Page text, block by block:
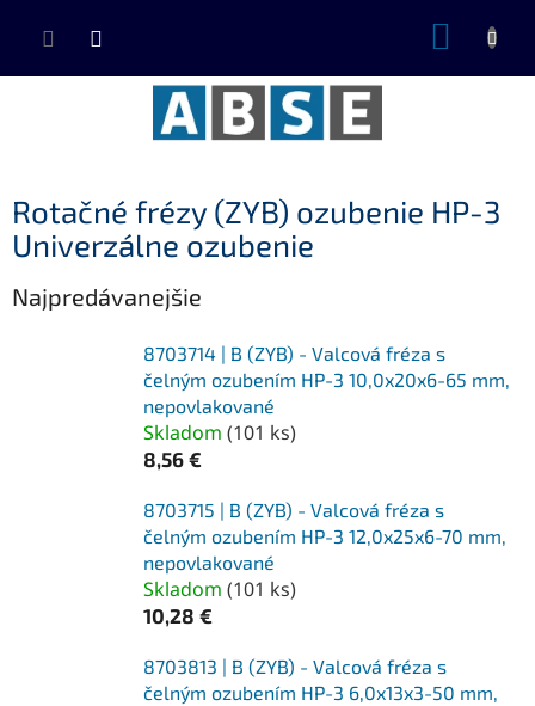
Rotačné frézy (ZYB) ozubenie HP-3
Univerzálne ozubenie
Najpredávanejšie
8703714 | B (ZYB) - Valcová fréza s
čelným ozubením HP-3 10,0x20x6-65 mm,
nepovlakované
Skladom (101 ks)
8,56 €
8703715 | B (ZYB) - Valcová fréza s
čelným ozubením HP-3 12,0x25x6-70 mm,
nepovlakované
Skladom (101 ks)
10,28 €
8703813 | B (ZYB) - Valcová fréza s
čelným ozubením HP-3 6,0x13x3-50 mm,